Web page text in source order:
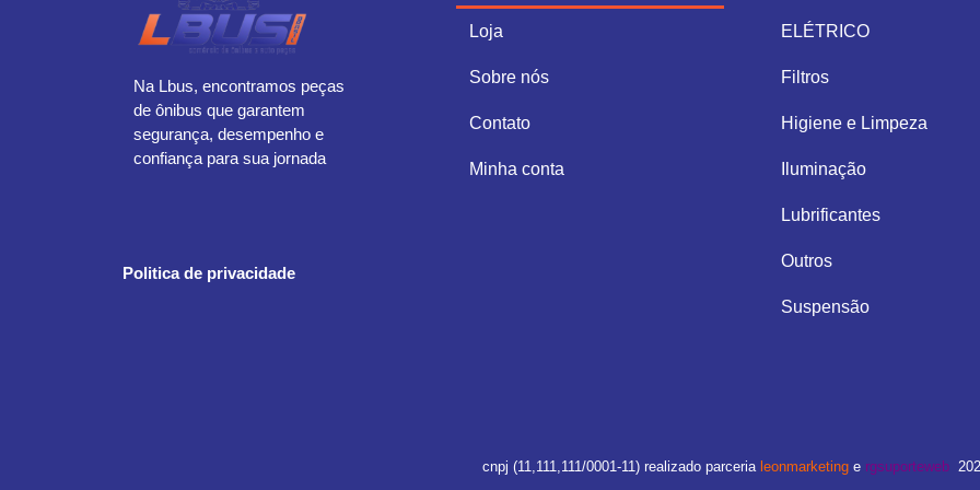
Na Lbus, encontramos peças
de ônibus que garantem
segurança, desempenho e
confiança para sua jornada
Politica de privacidade
Loja
Sobre nós
Contato
Minha conta
ELÉTRICO
Filtros
Higiene e Limpeza
Iluminação
Lubrificantes
Outros
Suspensão
cnpj (11,111,111/0001-11) realizado parceria leonmarketinge rgsuporteweb